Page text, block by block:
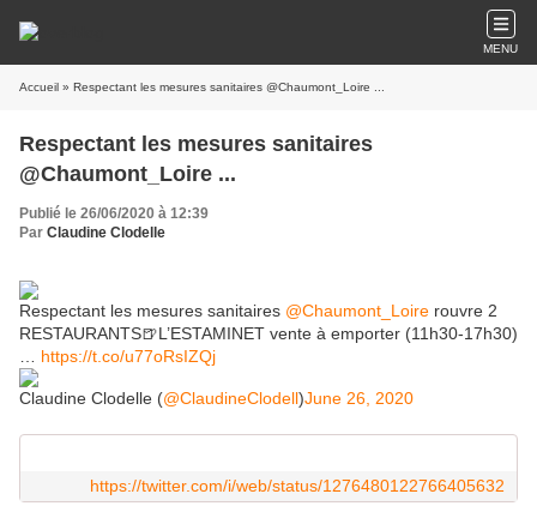
MENU
Accueil » Respectant les mesures sanitaires @Chaumont_Loire ...
Respectant les mesures sanitaires
@Chaumont_Loire ...
Publié le 26/06/2020 à 12:39
Par Claudine Clodelle
Respectant les mesures sanitaires @Chaumont_Loire rouvre 2
RESTAURANTS🍺L’ESTAMINET vente à emporter (11h30-17h30)
https://t.co/u77oRsIZQj
Claudine Clodelle (@ClaudineClodell)June 26, 2020
https://twitter.com/i/web/status/1276480122766405632